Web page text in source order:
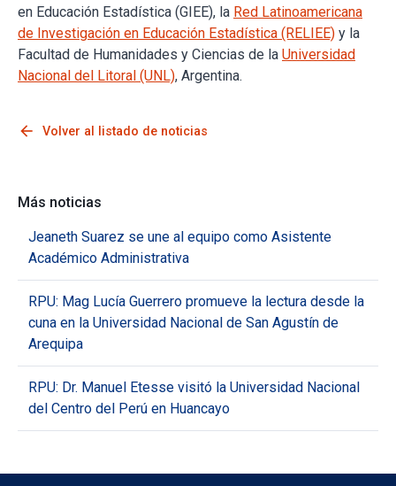
en Educación Estadística (GIEE), la Red Latinoamericana
de Investigación en Educación Estadística (RELIEE) y la
Facultad de Humanidades y Ciencias de la Universidad
Nacional del Litoral (UNL), Argentina.
arrow_back Volver al listado de noticias
Más noticias
Jeaneth Suarez se une al equipo como Asistente
Académico Administrativa
RPU: Mag Lucía Guerrero promueve la lectura desde la
cuna en la Universidad Nacional de San Agustín de
Arequipa
RPU: Dr. Manuel Etesse visitó la Universidad Nacional
del Centro del Perú en Huancayo